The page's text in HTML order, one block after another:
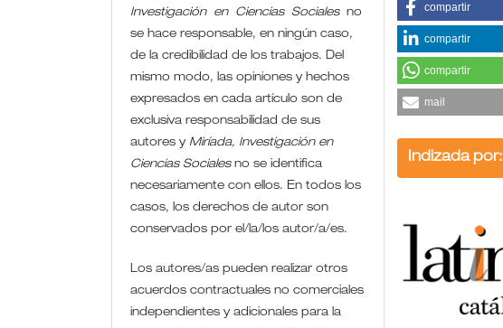
Investigación en Ciencias Sociales no
se hace responsable, en ningún caso,
de la credibilidad de los trabajos. Del
mismo modo, las opiniones y hechos
expresados en cada artículo son de
exclusiva responsabilidad de sus
autores y Miríada, Investigación en
Ciencias Socialesno se identifica
necesariamente con ellos. En todos los
casos, los derechos de autor son
conservados por el/la/los autor/a/es.
Los autores/as pueden realizar otros
acuerdos contractuales no comerciales
independientes y adicionales para la
compartir
compartir
compartir
mail
Indizada por: